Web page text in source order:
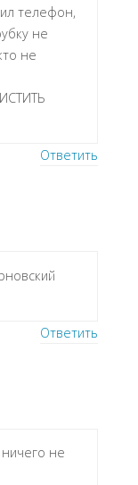
телефон,
не
не
Ответить
Ответить
не